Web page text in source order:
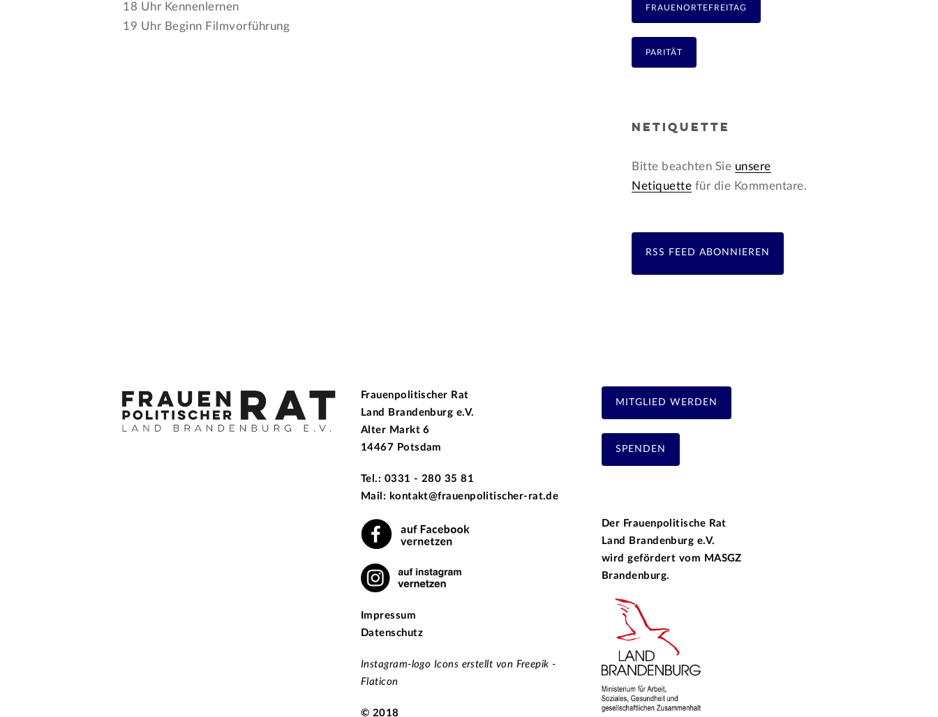
18 Uhr Kennenlernen
19 Uhr Beginn Filmvorführung
FRAUENORTEFREITAG
PARITÄT
NETIQUETTE
Bitte beachten Sie unsere
Netiquette für die Kommentare.
RSS FEED ABONNIEREN
Frauenpolitischer Rat
Land Brandenburg e.V.
Alter Markt 6
14467 Potsdam
Tel.: 0331 - 280 35 81
Mail: kontakt@frauenpolitischer-rat.de
Impressum
Datenschutz
Instagram-logo Icons erstellt von Freepik -
Flaticon
© 2018
MITGLIED WERDEN
SPENDEN
Der Frauenpolitische Rat
Land Brandenburg e.V.
wird gefördert vom MASGZ
Brandenburg.